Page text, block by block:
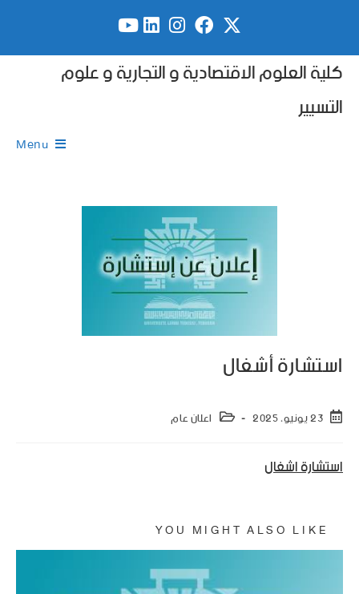
كلية العلوم الاقتصادية و التجارية و علوم
التسيير
Menu
استشارة أشغال
23 يونيو، 2025 اعلان عام
استشارة اشغال
YOU MIGHT ALSO LIKE